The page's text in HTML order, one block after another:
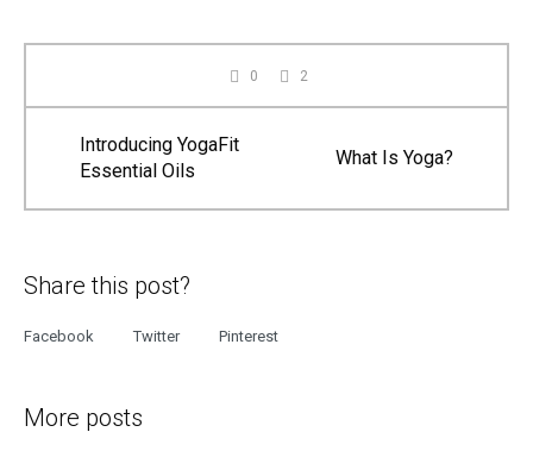
0 2
Introducing YogaFit
Essential Oils
What Is Yoga?
Share this post?
Facebook Twitter Pinterest
More posts